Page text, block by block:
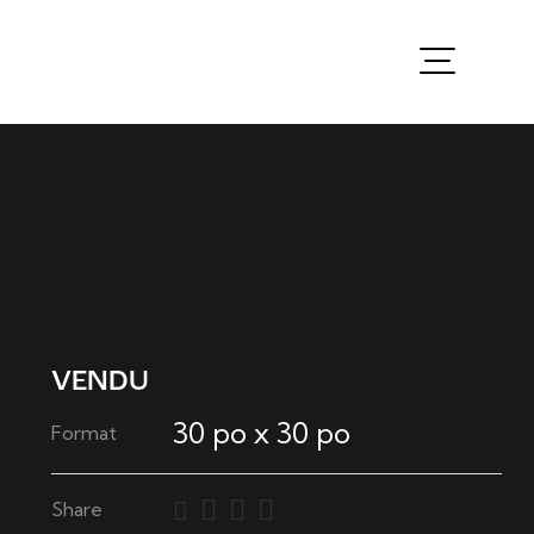
VENDU
Format 30 po x 30 po
Share